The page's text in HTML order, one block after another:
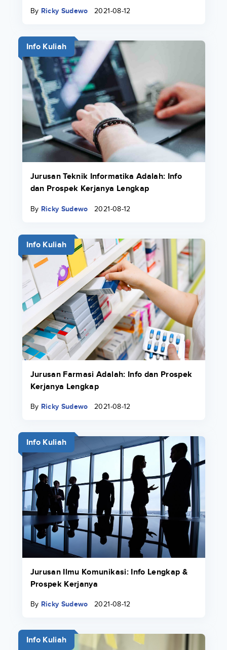
By Ricky Sudewo 2021-08-12
Info Kuliah
Jurusan Teknik Informatika Adalah: Info
dan Prospek Kerjanya Lengkap
By Ricky Sudewo 2021-08-12
Info Kuliah
Jurusan Farmasi Adalah: Info dan Prospek
Kerjanya Lengkap
By Ricky Sudewo 2021-08-12
Info Kuliah
Jurusan Ilmu Komunikasi: Info Lengkap &
Prospek Kerjanya
By Ricky Sudewo 2021-08-12
Info Kuliah